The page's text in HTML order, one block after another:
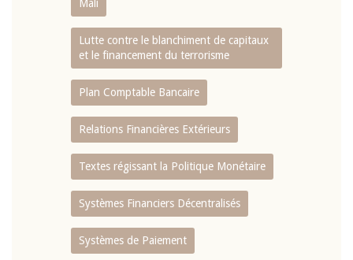
Mali
Lutte contre le blanchiment de capitaux
et le financement du terrorisme
Plan Comptable Bancaire
Relations Financières Extérieurs
Textes régissant la Politique Monétaire
Systèmes Financiers Décentralisés
Systèmes de Paiement